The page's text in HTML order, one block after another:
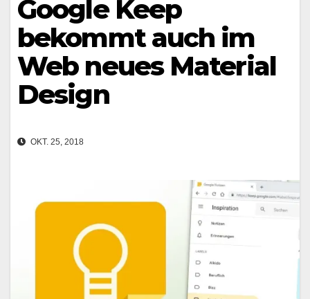
Google Keep
bekommt auch im
Web neues Material
Design
OKT. 25, 2018